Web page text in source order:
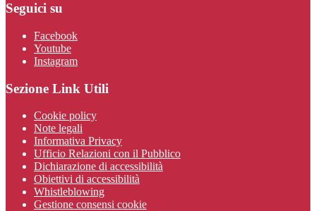
Seguici su
Facebook
Youtube
Instagram
Sezione Link Utili
Cookie policy
Note legali
Informativa Privacy
Ufficio Relazioni con il Pubblico
Dichiarazione di accessibilità
Obiettivi di accessibilità
Whistleblowing
Gestione consensi cookie